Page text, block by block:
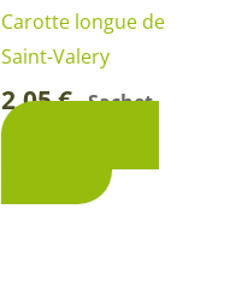
Carotte longue de
Saint-Valery
2,05€-Sachet